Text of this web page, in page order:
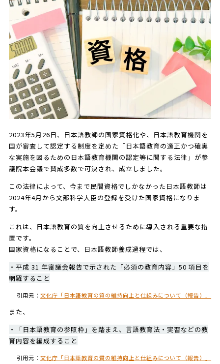
2023年5月26日、日本語教師の国家資格化や、日本語教育機関を
国が審査して認定する制度を定めた「日本語教育の適正かつ確実
な実施を図るための日本語教育機関の認定等に関する法律」が参
議院本会議で賛成多数で可決され、成立しました。
この法律によって、今まで民間資格でしかなかった日本語教師は
2024年4月から文部科学大臣の登録を受けた国家資格になりま
す。
これは、日本語教育の質を向上させるために導入される重要な措
置です。
国家資格になることで、日本語教師養成過程では、
・平成 31 年審議会報告で示された「必須の教育内容」50 項目を
網羅すること
引用元：文化庁「日本語教育の質の維持向上と仕組みについて（報告）」
また、
・「日本語教育の参照枠」を踏まえ、言語教育法・実習などの教
育内容を編成すること
引用元：文化庁「日本語教育の質の維持向上と仕組みについて（報告）」